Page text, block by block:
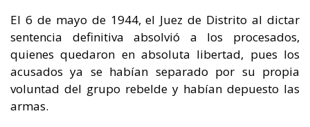
El 6 de mayo de 1944, el Juez de Distrito al dictar
sentencia definitiva absolvió a los procesados,
quienes quedaron en absoluta libertad, pues los
acusados ya se habían separado por su propia
voluntad del grupo rebelde y habían depuesto las
armas.